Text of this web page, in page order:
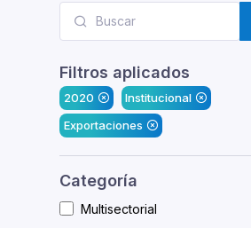
Filtros aplicados
2020
Institucional
Exportaciones
Categoría
Multisectorial